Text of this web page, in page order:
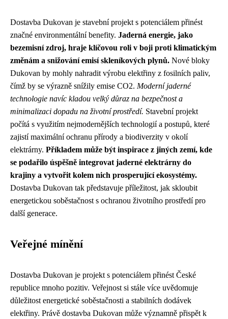
Dostavba Dukovan je stavební projekt s potenciálem přinést
značné environmentální benefity. Jaderná energie, jako
bezemisní zdroj, hraje klíčovou roli v boji proti klimatickým
změnám a snižování emisí skleníkových plynů. Nové bloky
Dukovan by mohly nahradit výrobu elektřiny z fosilních paliv,
čímž by se výrazně snížily emise CO2. Moderní jaderné
technologie navíc kladou velký důraz na bezpečnost a
minimalizaci dopadu na životní prostředí. Stavební projekt
počítá s využitím nejmodernějších technologií a postupů, které
zajistí maximální ochranu přírody a biodiverzity v okolí
elektrárny. Příkladem může být inspirace z jiných zemí, kde
se podařilo úspěšně integrovat jaderné elektrárny do
krajiny a vytvořit kolem nich prosperující ekosystémy.
Dostavba Dukovan tak představuje příležitost, jak skloubit
energetickou soběstačnost s ochranou životního prostředí pro
další generace.
Veřejné mínění
Dostavba Dukovan je projekt s potenciálem přinést České
republice mnoho pozitiv. Veřejnost si stále více uvědomuje
důležitost energetické soběstačnosti a stabilních dodávek
elektřiny. Právě dostavba Dukovan může významně přispět k